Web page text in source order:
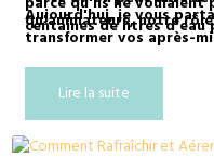
centaines de litres
qu'animateurs, notre
Aujourd'hui, je vous
transformer vos après-
aventures immersives.
déguisements, on va
Lire la suite